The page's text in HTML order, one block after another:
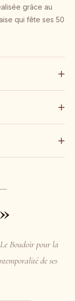
grâce au
qui fête ses 50
Boudoir pour la
de ses